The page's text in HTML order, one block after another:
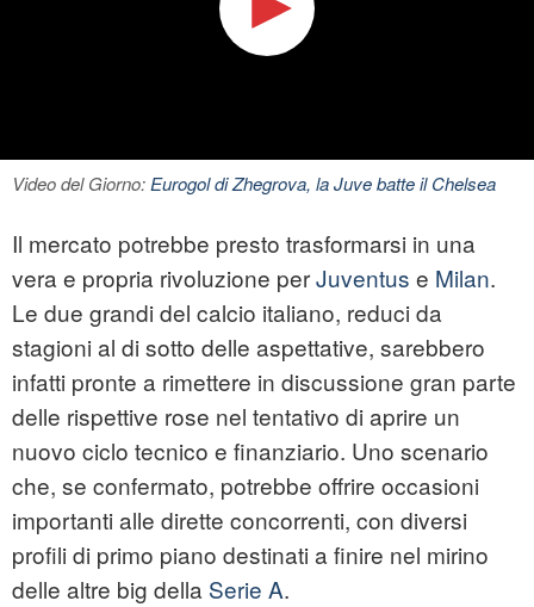
Video del Giorno:Eurogol di Zhegrova, la Juve batte il Chelsea
Il mercato potrebbe presto trasformarsi in una
vera e propria rivoluzione perJuventus e Milan.
Le due grandi del calcio italiano, reduci da
stagioni al di sotto delle aspettative, sarebbero
infatti pronte a rimettere in discussione gran parte
delle rispettive rose nel tentativo di aprire un
nuovo ciclo tecnico e finanziario. Uno scenario
che, se confermato, potrebbe offrire occasioni
importanti alle dirette concorrenti, con diversi
profili di primo piano destinati a finire nel mirino
delle altre big della Serie A.